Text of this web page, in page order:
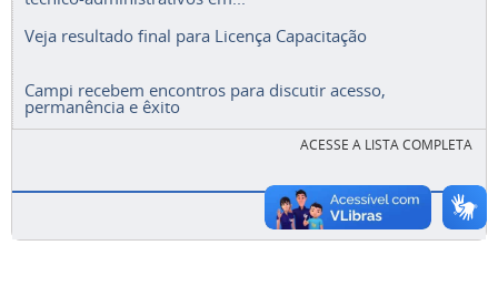
Veja resultado final para Licença Capacitação
Campi recebem encontros para discutir acesso,
permanência e êxito
ACESSE A LISTA COMPLETA